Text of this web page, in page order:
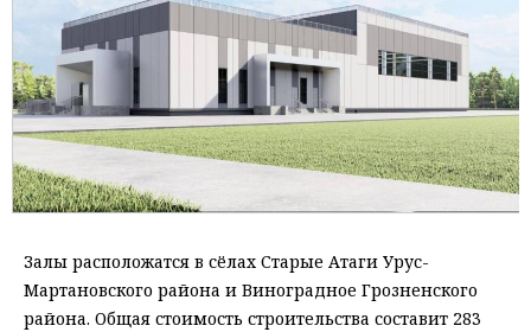
Залы расположатся в сёлах Старые Атаги Урус-
Мартановского района и Виноградное Грозненского
района. Общая стоимость строительства составит 283